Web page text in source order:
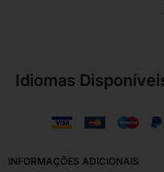
Idiomas
INFORMAÇÕES ADICIONAIS